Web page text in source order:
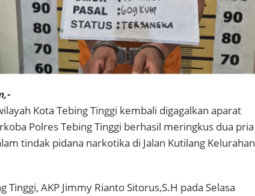
Kota Tebing Tinggi kembali digagalkan aparat
Polres Tebing Tinggi berhasil meringkus dua pria
tindak pidana narkotika di Jalan Kutilang Kelurahan
Tinggi, AKP Jimmy Rianto Sitorus,S.H pada Selasa